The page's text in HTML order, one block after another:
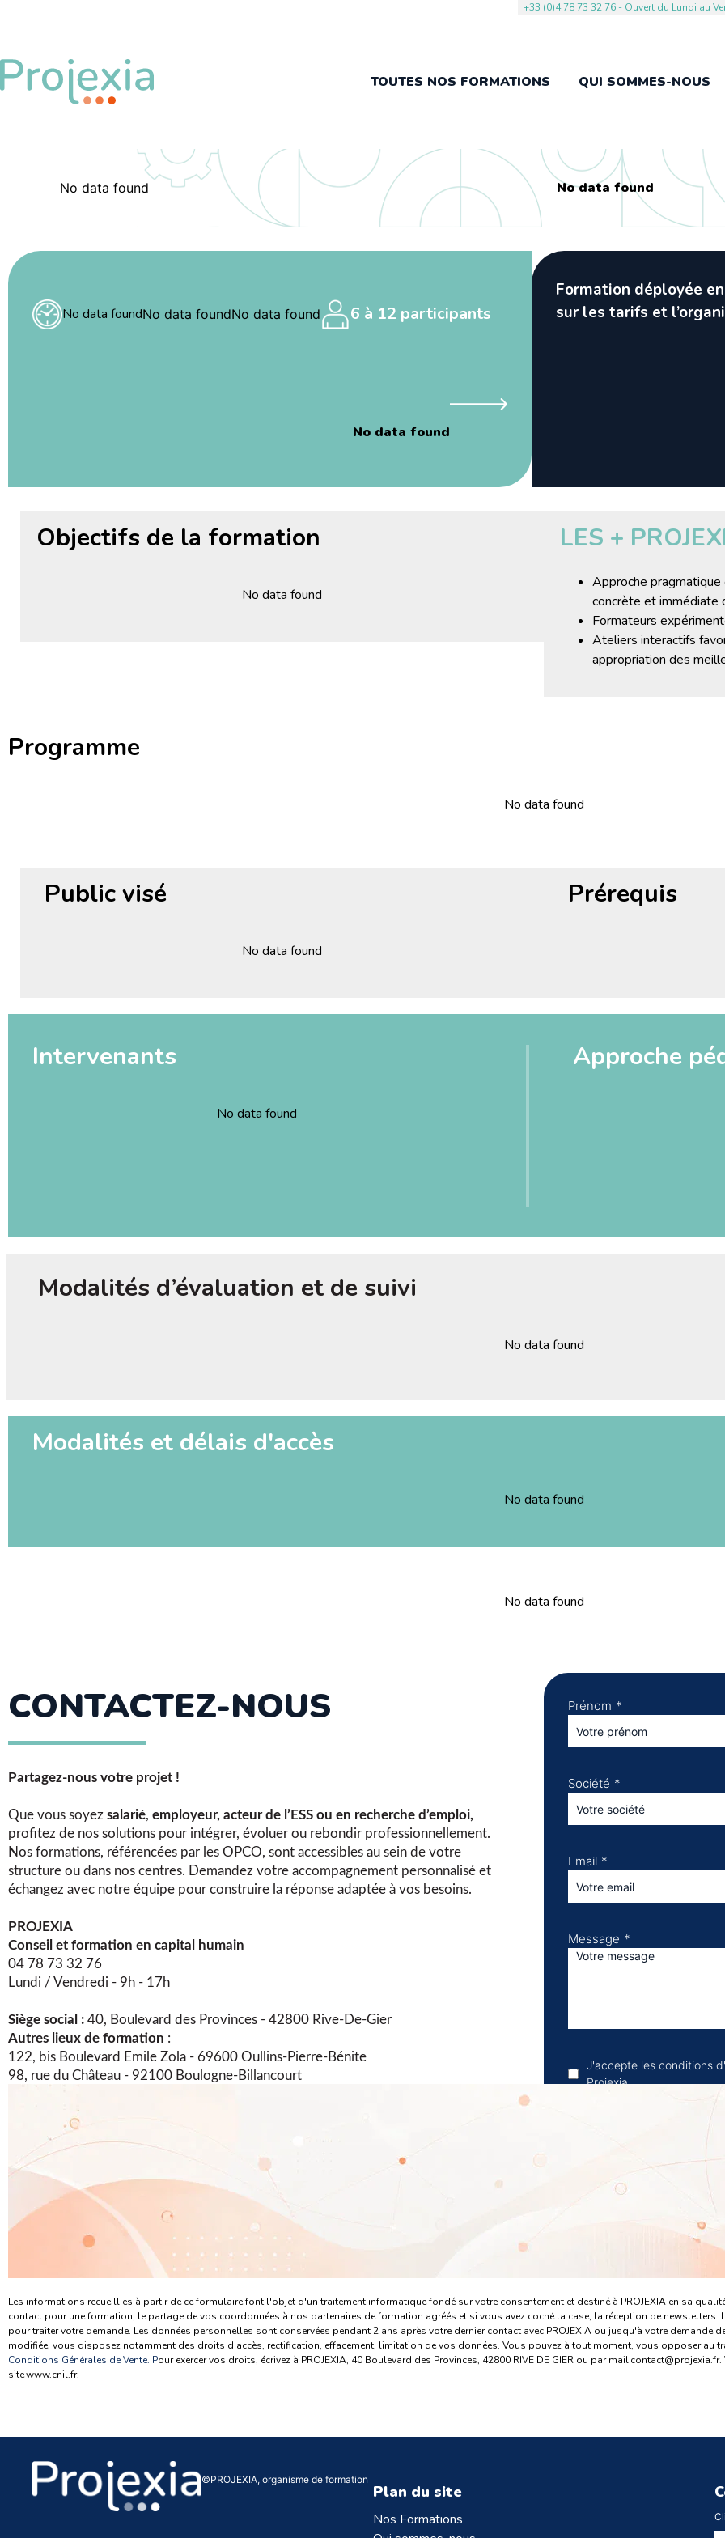
+33 (0)4 78 73 32 76​ - Ouvert du Lundi au
TOUTES NOS FORMATIONS QUI SOMMES-NOUS
No data found No data found
No data foundNo data foundNo data found 6 à 12 participants
No data found
Formation déployée
sur les tarifs et
Objectifs de la formation
No data found
LES +
Approche
concrète et immédiate
Formateurs
Ateliers interactifs
appropriation des
Programme
No data found
Public visé
No data found
Prérequis
Intervenants
No data found
Approche
Modalités d’évaluation et de suivi
No data found
Modalités et délais d'accès
No data found
No data found
CONTACTEZ-NOUS
Partagez-nous votre projet !​
Que vous soyez salarié, employeur, acteur de l’ESS ou en recherche d’emploi,
profitez de nos solutions pour intégrer, évoluer ou rebondir professionnellement.
Nos formations, référencées par les OPCO, sont accessibles au sein de votre
structure ou dans nos centres. Demandez votre accompagnement personnalisé et
échangez avec notre équipe pour construire la réponse adaptée à vos besoins.​
PROJEXIA
Conseil et formation en capital humain​
04 78 73 32 76​
Lundi / Vendredi - 9h - 17h​
Siège social : 40, Boulevard des Provinces - 42800 Rive-De-Gier
Autres lieux de formation :
122, bis Boulevard Emile Zola - 69600 Oullins-Pierre-Bénite
98, rue du Château - 92100 Boulogne-Billancourt
Prénom *
Société *
Email *
Message *
J'accepte les conditions
Projexia
J'accepte de recevoir la
Les informations recueillies à partir de ce formulaire font l'objet d'un traitement informatique fondé sur votre consentement et destiné à PROJEXIA en sa
contact pour une formation, le partage de vos coordonnées à nos partenaires de formation agréés et si vous avez coché la case, la réception de
pour traiter votre demande. Les données personnelles sont conservées pendant 2 ans après votre dernier contact avec PROJEXIA ou jusqu'à votre
modifiée, vous disposez notamment des droits d'accès, rectification, effacement, limitation de vos données. Vous pouvez à tout moment, vous opposer au
Conditions Générales de Vente. Pour exercer vos droits, écrivez à PROJEXIA, 40 Boulevard des Provinces, 42800 RIVE DE GIER ou par mail
site www.cnil.fr.
©PROJEXIA, organisme de formation
Plan du site
Nos Formations